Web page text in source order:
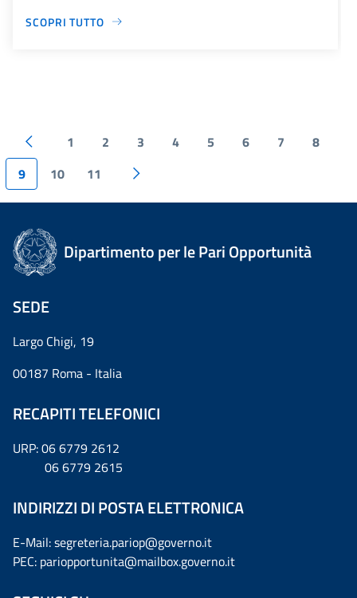
SCOPRI TUTTO
1 2 3 4 5 6 7
8
9
10 11
Dipartimento per le Pari Opportunità
SEDE
Largo Chigi, 19
00187 Roma - Italia
RECAPITI TELEFONICI
URP: 06 6779 2612
06 6779 2615
INDIRIZZI DI POSTA ELETTRONICA
E-Mail: segreteria.pariop@governo.it
PEC: pariopportunita@mailbox.governo.it